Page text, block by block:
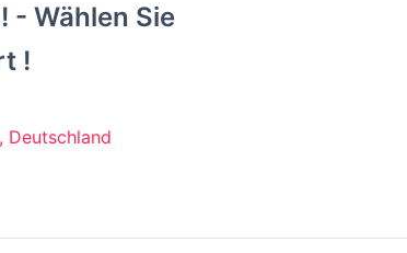
- Wählen Sie
!
Deutschland